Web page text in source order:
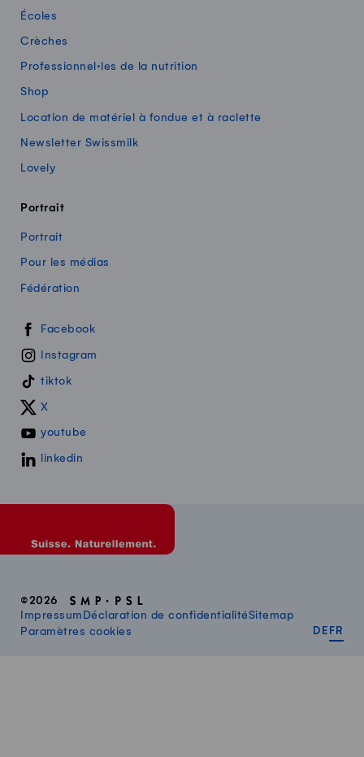
Écoles
Crèches
Professionnel·les de la nutrition
Shop
Location de matériel à fondue et à raclette
Newsletter Swissmilk
Lovely
Portrait
Portrait
Pour les médias
Fédération
Swissmilk sur les réseaux sociaux
Facebook
Instagram
tiktok
X
youtube
linkedin
©2026
Impressum Déclaration de confidentialitéSitemap
Paramètres cookies
DE FR